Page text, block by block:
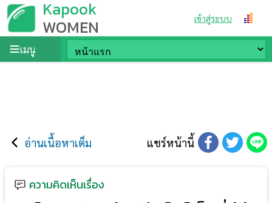
Kapook
WOMEN เข้าสู่ระบบ
เมนู
อ่านเนื้อหาเต็ม แชร์หน้านี้
ความคิดเห็นเรื่อง